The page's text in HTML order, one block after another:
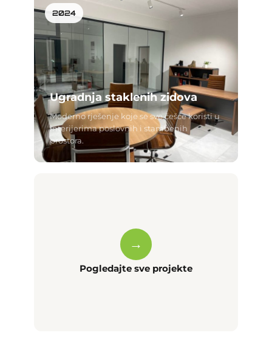
2024
Ugradnja staklenih zidova
Moderno rješenje koje se sve češće koristi u
interijerima poslovnih i stambenih
prostora.
→
Pogledajte sve projekte